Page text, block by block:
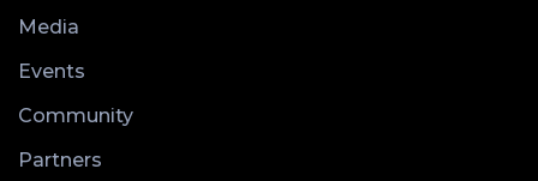
Media
Events
Community
Partners